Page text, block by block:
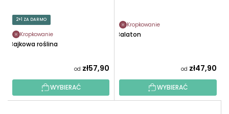
2+1 ZA DARMO
Kropkowanie
Bajkowa roślina
od zł57,90
WYBIERAĆ
Kropkowanie
Balaton
od zł47,90
WYBIERAĆ